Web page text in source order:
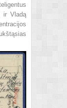
ir Vladą